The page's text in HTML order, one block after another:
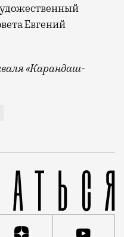
Евгений
«Карандаш-
Старица в